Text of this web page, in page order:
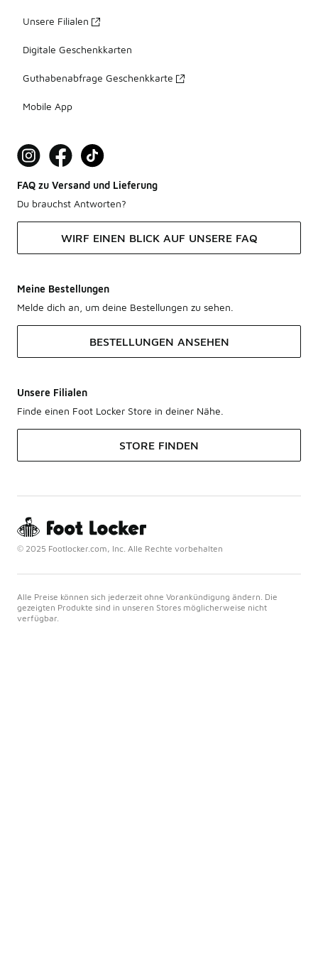
Unsere Filialen
Digitale Geschenkkarten
Guthabenabfrage Geschenkkarte
Mobile App
FAQ zu Versand und Lieferung
Du brauchst Antworten?
WIRF EINEN BLICK AUF UNSERE FAQ
Meine Bestellungen
Melde dich an, um deine Bestellungen zu sehen.
BESTELLUNGEN ANSEHEN
Unsere Filialen
Finde einen Foot Locker Store in deiner Nähe.
STORE FINDEN
© 2025 Footlocker.com, Inc. Alle Rechte vorbehalten
Alle Preise können sich jederzeit ohne Vorankündigung ändern. Die
gezeigten Produkte sind in unseren Stores möglicherweise nicht
verfügbar.